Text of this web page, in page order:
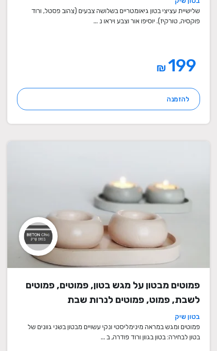
מתנות סוף שנה למורים
שלישיית עציצי בטון גיאומטריים בשלושה צבעים (צהוב פסטל, ורוד
פוקסיה, טורקיז). יוסיפו אור וצבע ויראו נ ...
₪
להזמנה
פמוטים מבטון על מגש בטון, פמוטים, פמוטים
לשבת, פמוט, פמוטים לנרות שבת
בטון שיק
פמוטים ומגש במראה מינימליסטי ונקי עשויים מבטון בשני גוונים של
בטון לבחירה: בטון בגוון ורוד פודרה, ב ...